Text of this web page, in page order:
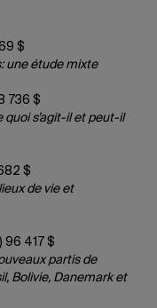
$
une étude mixte
736 $
quoi s’agit-il et peut-il
$
de vie et
96 417 $
partis de
Bolivie, Danemark et